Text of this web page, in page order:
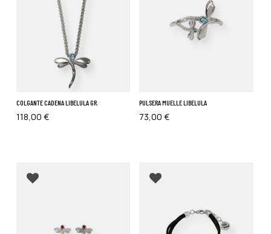
No hay productos en el carrito.
COLGANTE CADENA LIBELULA GR.
118,00 €
Añadir a favoritos
PULSERA MUELLE LIBELULA
73,00€
Añadir a favoritos